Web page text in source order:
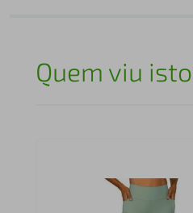
Quem viu